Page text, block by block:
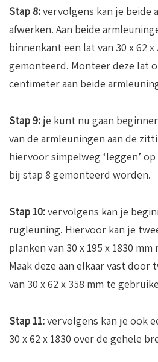
Stap 8:vervolgens kan je beide
afwerken. Aan beide
binnenkant een lat van 30 x 62
gemonteerd. Monteer deze lat
centimeter aan beide
Stap 9: je kunt nu gaan
van de armleuningen aan de
hiervoor simpelweg ‘leggen’
bij stap 8 gemonteerd worden.
Stap 10:vervolgens kan je
rugleuning. Hiervoor kan je
planken van 30 x 195 x 1830
Maak deze aan elkaar vast
van 30 x 62 x 358 mm te
Stap 11:vervolgens kan je ook
30 x 62 x 1830 over de gehele